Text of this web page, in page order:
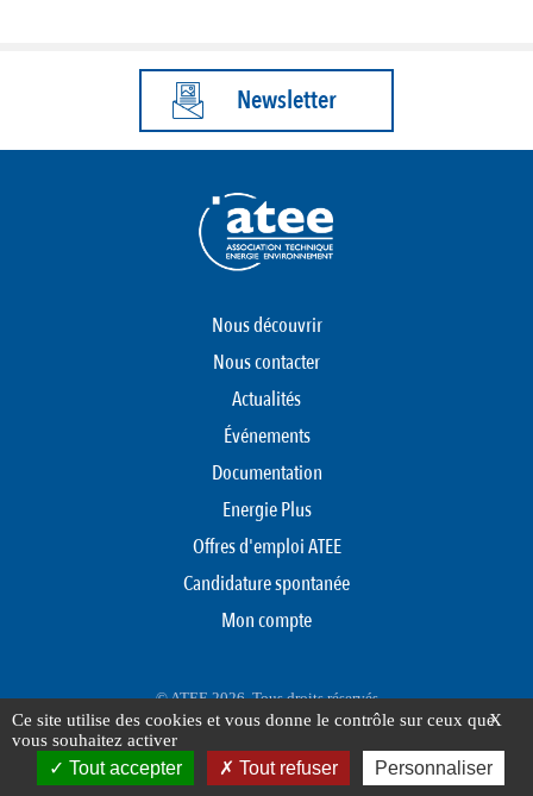
Newsletter
Nous découvrir
Nous contacter
Actualités
Événements
Documentation
Energie Plus
Offres d'emploi ATEE
Candidature spontanée
Mon compte
© ATEE 2026. Tous droits réservés
FOOTER
Protection des données personnelles Plan du site
X
Ce site utilise des cookies et vous donne le contrôle sur ceux que
vous souhaitez activer
Tout accepter Tout refuser Personnaliser